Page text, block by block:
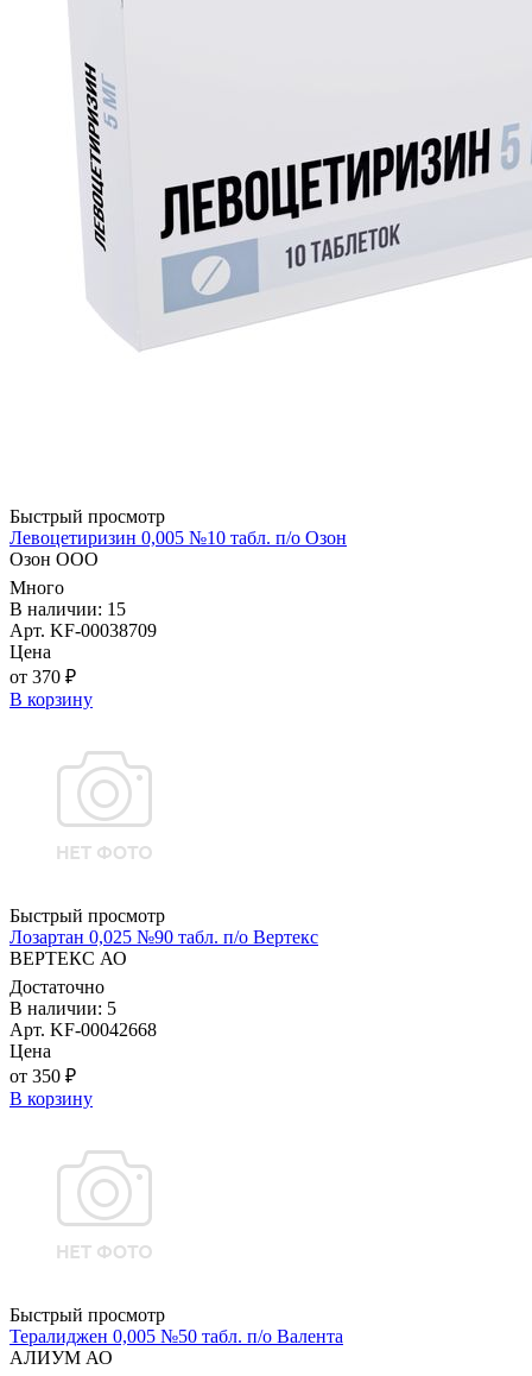
Быстрый просмотр
Левоцетиризин 0,005 №10 табл. п/о Озон
Озон ООО
Много
В наличии: 15
Арт. KF-00038709
Цена
от 370 ₽
В корзину
Быстрый просмотр
Лозартан 0,025 №90 табл. п/о Вертекс
ВЕРТЕКС АО
Достаточно
В наличии: 5
Арт. KF-00042668
Цена
от 350 ₽
В корзину
Быстрый просмотр
Тералиджен 0,005 №50 табл. п/о Валента
АЛИУМ АО